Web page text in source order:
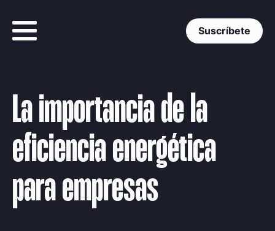
Suscríbete
La importancia de la
eficiencia energética
para empresas